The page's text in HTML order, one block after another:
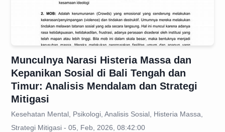
Munculnya Narasi Histeria Massa dan
Kepanikan Sosial di Bali Tengah dan
Timur: Analisis Mendalam dan Strategi
Mitigasi
Kesehatan Mental, Psikologi, Analisis Sosial, Histeria Massa,
Strategi Mitigasi - 05, Feb, 2026, 08:42:00